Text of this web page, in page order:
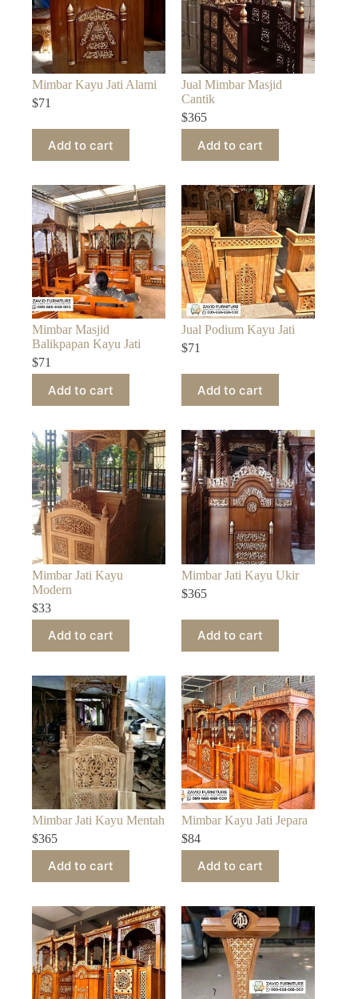
Mimbar Kayu Jati Alami
$71
Add to cart
Jual Mimbar Masjid
Cantik
$365
Add to cart
Mimbar Masjid
Balikpapan Kayu Jati
$71
Add to cart
Jual Podium Kayu Jati
$71
Add to cart
Mimbar Jati Kayu
Modern
$33
Add to cart
Mimbar Jati Kayu Ukir
$365
Add to cart
Mimbar Jati Kayu Mentah
$365
Add to cart
Mimbar Kayu Jati Jepara
$84
Add to cart